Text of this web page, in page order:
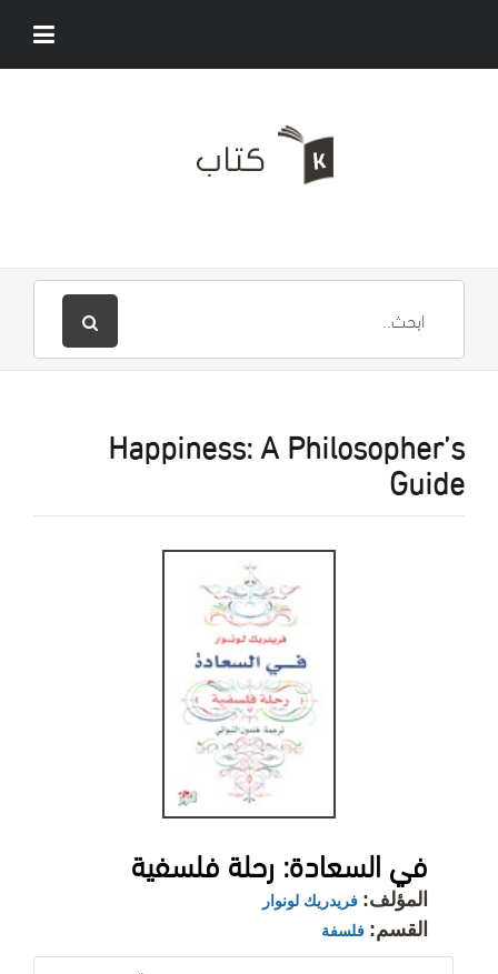
Happiness: A Philosopher’s
Guide
في السعادة: رحلة فلسفية
المؤلف: فريدريك لونوار
القسم: فلسفة